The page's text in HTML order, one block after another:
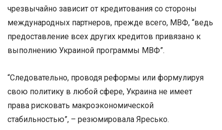
чрезвычайно зависит от кредитования со стороны
международных партнеров, прежде всего, МВФ, “ведь
предоставление всех других кредитов привязано к
выполнению Украиной программы МВФ”.
“Следовательно, проводя реформы или формулируя
свою политику в любой сфере, Украина не имеет
права рисковать макроэкономической
стабильностью”, – резюмировала Яресько.